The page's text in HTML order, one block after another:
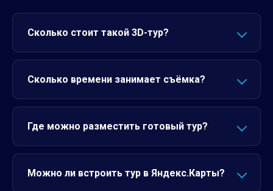
Сколько стоит такой 3D-тур?
Сколько времени занимает съёмка?
Где можно разместить готовый тур?
Можно ли встроить тур в Яндекс.Карты?